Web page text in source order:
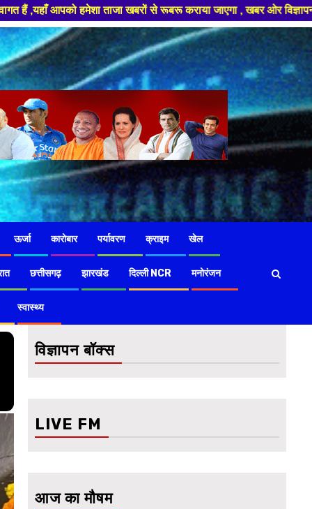
से रूबरू कराया जाएगा , खबर ओर विज्ञापन के लिए संपर्क करे +91
ऊर्जा कारोबार पर्यावरण क्राइम खेल
छत्तीसगढ़ झारखंड दिल्ली NCR मनोरंजन
स्वास्थ्य
विज्ञापन बॉक्स
LIVE FM
आज का मौषम